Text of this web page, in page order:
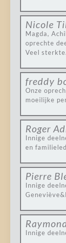
Nicole
Magda,
oprechte
Veel
freddy
Onze
moeilijke
Roger
Innige
en
Pierre
Innige
Innige